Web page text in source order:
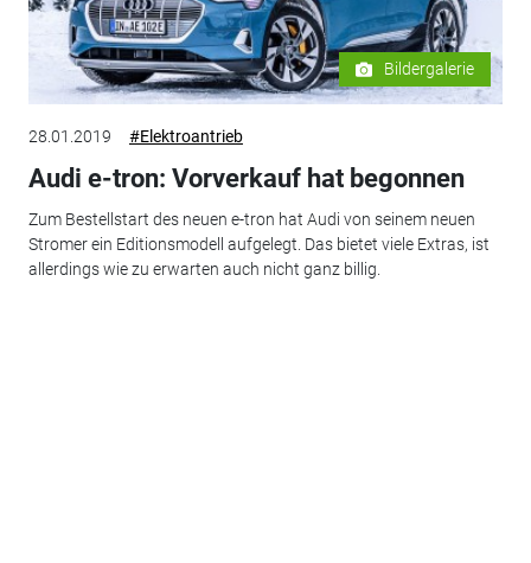
Bildergalerie
28.01.2019 #Elektroantrieb
Audi e-tron: Vorverkauf hat begonnen
Zum Bestellstart des neuen e-tron hat Audi von seinem neuen
Stromer ein Editionsmodell aufgelegt. Das bietet viele Extras, ist
allerdings wie zu erwarten auch nicht ganz billig.